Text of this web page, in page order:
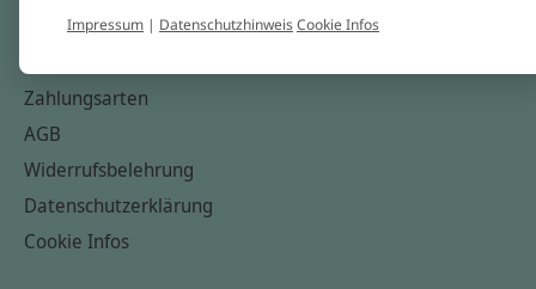
Kontakt
Zahlungsarten
AGB
Widerrufsbelehrung
Datenschutzerklärung
Cookie Infos
Impressum | DatenschutzhinweisCookie Infos